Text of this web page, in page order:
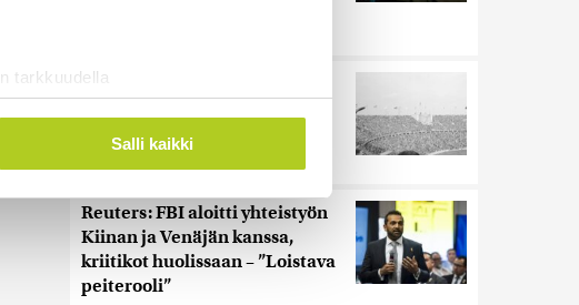
tarkkuudella
muodostaminen)
. Voit muuttaa
median ominaisuuksien tukemiseen
ja analytiikka-alan
näitä tietoja muihin tietoihin, joita
myös siirtää ulkomaille.
Salli kaikki
Harva tajusi Hitlerin
alla kyti
Reuters: FBI aloitti yhteistyön
Kiinan ja Venäjän kanssa,
kriitikot huolissaan – ”Loistava
peiterooli”